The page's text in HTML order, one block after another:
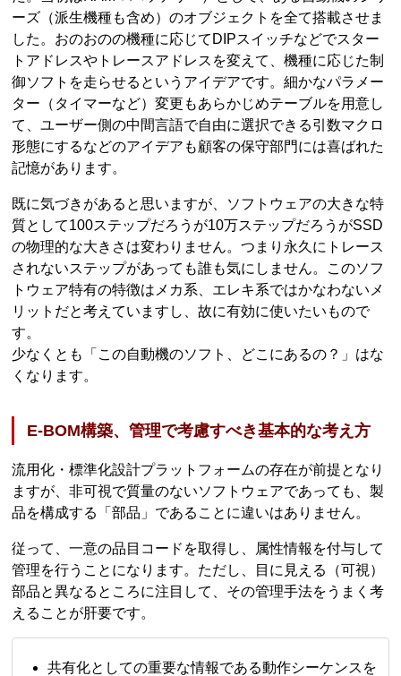
ーズ（派生機種も含め）のオブジェクトを全て搭載させま
した。おのおのの機種に応じてDIPスイッチなどでスター
トアドレスやトレースアドレスを変えて、機種に応じた制
御ソフトを走らせるというアイデアです。細かなパラメー
ター（タイマーなど）変更もあらかじめテーブルを用意し
て、ユーザー側の中間言語で自由に選択できる引数マクロ
形態にするなどのアイデアも顧客の保守部門には喜ばれた
記憶があります。
既に気づきがあると思いますが、ソフトウェアの大きな特
質として100ステップだろうが10万ステップだろうがSSD
の物理的な大きさは変わりません。つまり永久にトレース
されないステップがあっても誰も気にしません。このソフ
トウェア特有の特徴はメカ系、エレキ系ではかなわないメ
リットだと考えていますし、故に有効に使いたいもので
す。
少なくとも「この自動機のソフト、どこにあるの？」はな
くなります。
E-BOM構築、管理で考慮すべき基本的な考え方
流用化・標準化設計プラットフォームの存在が前提となり
ますが、非可視で質量のないソフトウェアであっても、製
品を構成する「部品」であることに違いはありません。
従って、一意の品目コードを取得し、属性情報を付与して
管理を行うことになります。ただし、目に見える（可視）
部品と異なるところに注目して、その管理手法をうまく考
えることが肝要です。
共有化としての重要な情報である動作シーケンスを